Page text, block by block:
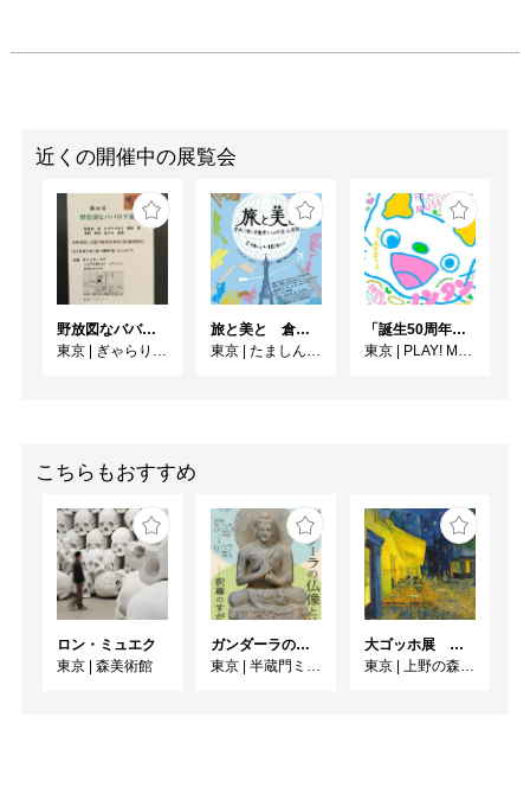
近くの開催中の展覧会
野放図なババロア達 展
東京
ぎゃらりーロア
旅と美と 倉田三郎と美術家たちが出会った異国
東京
たましん美術館
「誕生50周年記念 ノンタン ずっとともだち!!!」展
東京
PLAY! MUSEUM
こちらもおすすめ
ロン・ミュエク
東京
森美術館
ガンダーラの仏像と仏伝ー釈尊のすがたー
東京
半蔵門ミュージアム
大ゴッホ展 夜のカフェテラス
東京
上野の森美術館